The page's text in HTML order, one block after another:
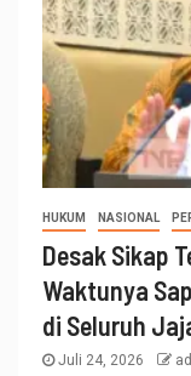
HUKUM NASIONAL
Desak Sikap
Waktunya
di Seluruh
Juli 24, 2026